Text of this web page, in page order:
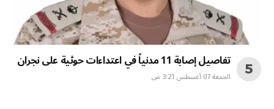
تفاصيل إصابة 11 مدنياً في اعتداءات حوثية على نجران
الجمعة 07 أغسطس 3:21 ص